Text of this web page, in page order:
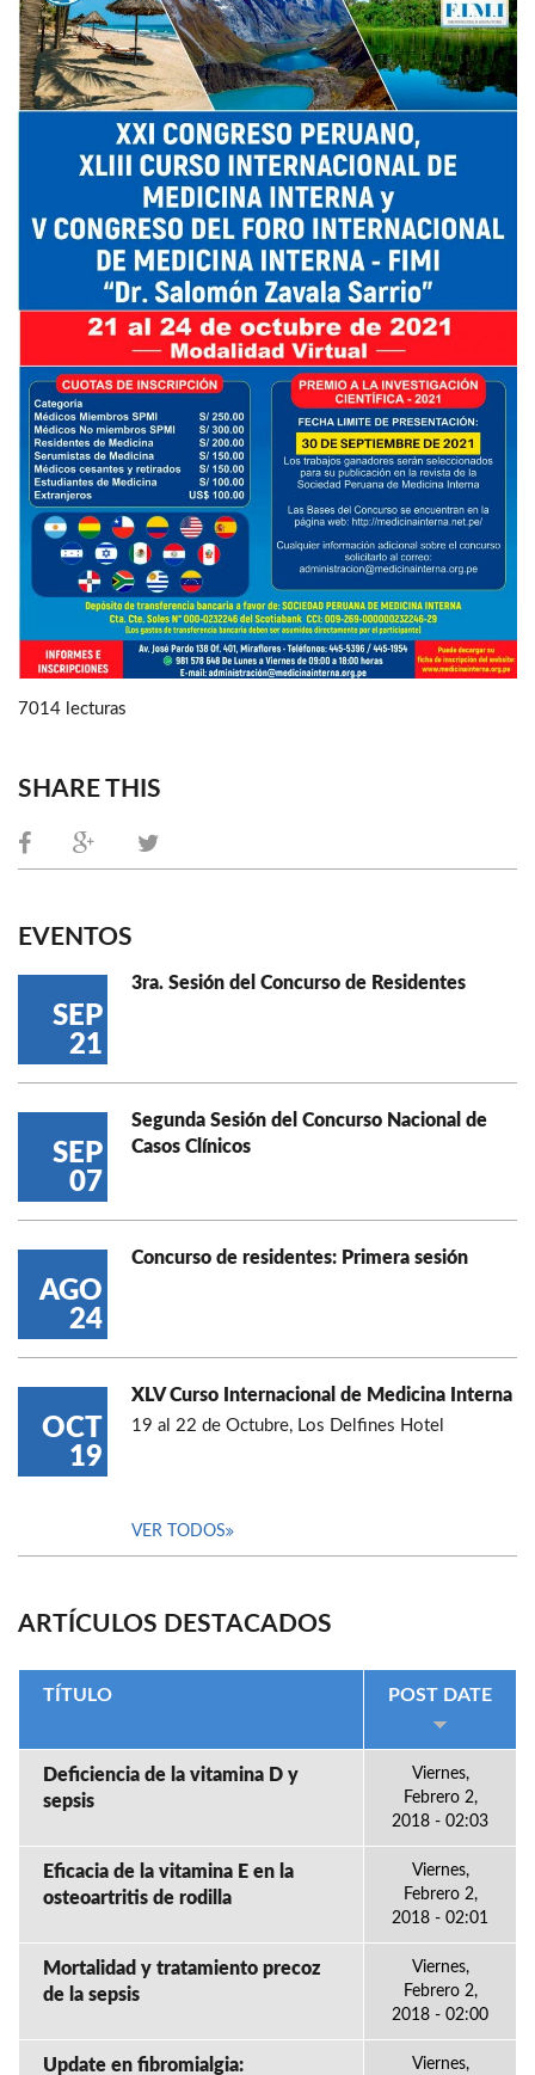
7014 lecturas
SHARE THIS
EVENTOS
SEP
21
3ra. Sesión del Concurso de Residentes
SEP
07
Segunda Sesión del Concurso Nacional de
Casos Clínicos
AGO
24
Concurso de residentes: Primera sesión
OCT
19
XLV Curso Internacional de Medicina Interna
19 al 22 de Octubre, Los Delfines Hotel
VER TODOS
ARTÍCULOS DESTACADOS
TÍTULO POST DATE
Deficiencia de la vitamina D y
sepsis
Viernes,
Febrero 2,
2018 - 02:03
Eficacia de la vitamina E en la
osteoartritis de rodilla
Viernes,
Febrero 2,
2018 - 02:01
Mortalidad y tratamiento precoz
de la sepsis
Viernes,
Febrero 2,
2018 - 02:00
Update en fibromialgia: Viernes,